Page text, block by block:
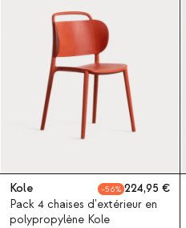
Kole 56
224,95
Pack 4 chaises d'extérieur en
polypropylène Kole